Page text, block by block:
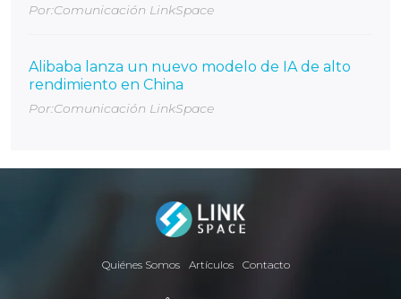
Por:Comunicación LinkSpace
Alibaba lanza un nuevo modelo de IA de alto
rendimiento en China
Por:Comunicación LinkSpace
Quiénes Somos Artículos Contacto